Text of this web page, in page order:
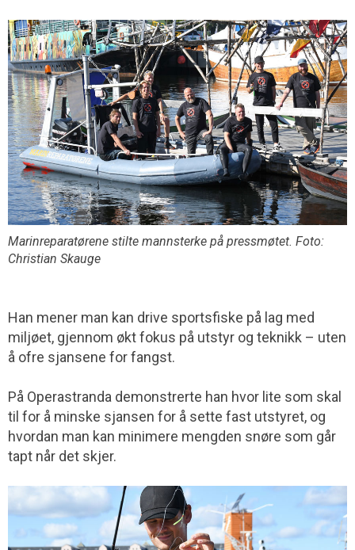
Marinreparatørene stilte mannsterke på pressmøtet. Foto:
Christian Skauge
Han mener man kan drive sportsfiske på lag med
miljøet, gjennom økt fokus på utstyr og teknikk – uten
å ofre sjansene for fangst.
På Operastranda demonstrerte han hvor lite som skal
til for å minske sjansen for å sette fast utstyret, og
hvordan man kan minimere mengden snøre som går
tapt når det skjer.